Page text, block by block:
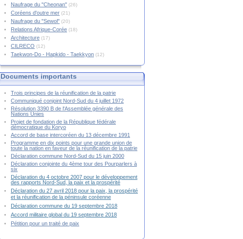
Naufrage du "Cheonan" (26)
Coréens d'outre mer (21)
Naufrage du "Sewol" (20)
Relations Afrique-Corée (18)
Architecture (17)
CILRECO (12)
Taekwon-Do - Hapkido - Taekkyon (12)
Documents importants
Trois principes de la réunification de la patrie
Communiqué conjoint Nord-Sud du 4 juillet 1972
Résolution 3390 B de l'Assemblée générale des
Nations Unies
Projet de fondation de la République fédérale
démocratique du Koryo
Accord de base intercoréen du 13 décembre 1991
Programme en dix points pour une grande union de
toute la nation en faveur de la réunification de la patrie
Déclaration commune Nord-Sud du 15 juin 2000
Déclaration conjointe du 4ème tour des Pourparlers à
six
Déclaration du 4 octobre 2007 pour le développement
des rapports Nord-Sud, la paix et la prospérité
Déclaration du 27 avril 2018 pour la paix, la prospérité
et la réunification de la péninsule coréenne
Déclaration commune du 19 septembre 2018
Accord militaire global du 19 septembre 2018
Pétition pour un traité de paix